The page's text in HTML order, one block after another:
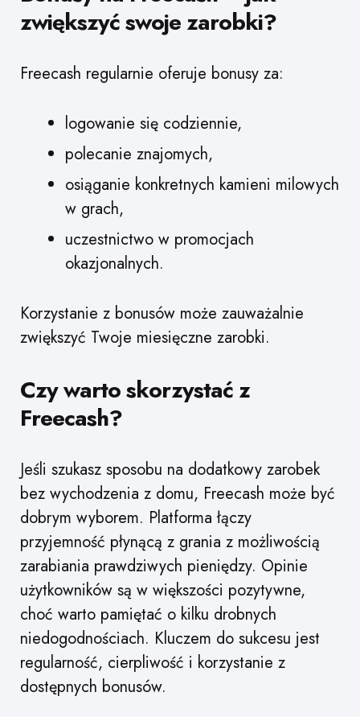
zwiększyć swoje zarobki?
Freecash regularnie oferuje bonusy za:
logowanie się codziennie,
polecanie znajomych,
osiąganie konkretnych kamieni milowych
w grach,
uczestnictwo w promocjach
okazjonalnych.
Korzystanie z bonusów może zauważalnie
zwiększyć Twoje miesięczne zarobki.
Czy warto skorzystać z
Freecash?
Jeśli szukasz sposobu na dodatkowy zarobek
bez wychodzenia z domu, Freecash może być
dobrym wyborem. Platforma łączy
przyjemność płynącą z grania z możliwością
zarabiania prawdziwych pieniędzy. Opinie
użytkowników są w większości pozytywne,
choć warto pamiętać o kilku drobnych
niedogodnościach. Kluczem do sukcesu jest
regularność, cierpliwość i korzystanie z
dostępnych bonusów.